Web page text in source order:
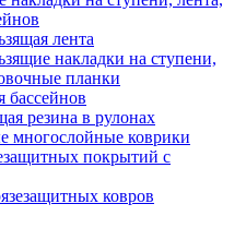
лента
накладки на ступени,
планки
бассейнов
резина в рулонах
многослойные коврики
покрытий с
ковров